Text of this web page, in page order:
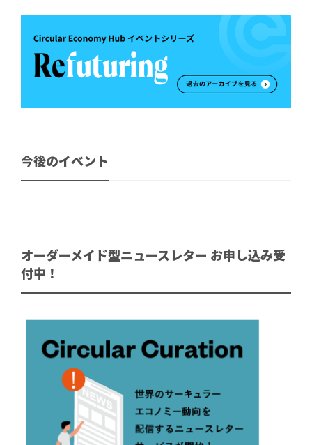
今後のイベント
オーダーメイド型ニュースレター お申し込み受
付中！